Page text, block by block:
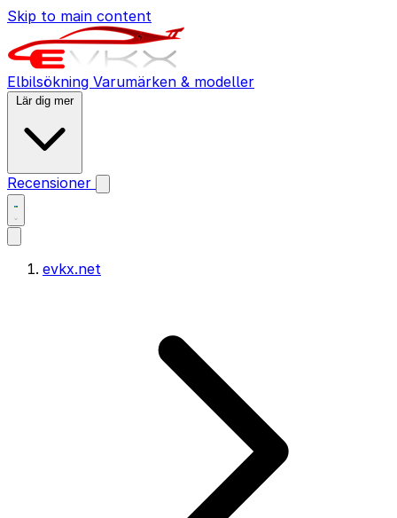
Skip to main content
Elbilsökning Varumärken & modeller
Lär dig mer
Recensioner
evkx.net